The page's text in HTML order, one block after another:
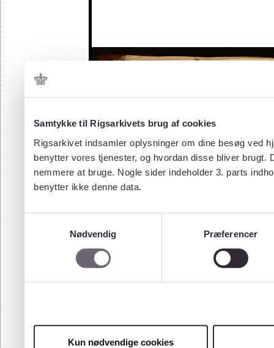
Samtykke til Rigsarkivets brug af cookies
Rigsarkivet indsamler oplysninger om dine besøg ved
benytter vores tjenester, og hvordan disse bliver
nemmere at bruge. Nogle sider indeholder 3. parts
benytter ikke denne data.
Nødvendig
Præferencer
Kun nødvendige cookies